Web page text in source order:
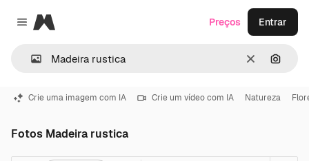
Close menu
Magnific
Limpar
Preços Entrar
Crie uma imagem com IA Crie um vídeo com IA Natureza
Fotos Madeira rustica